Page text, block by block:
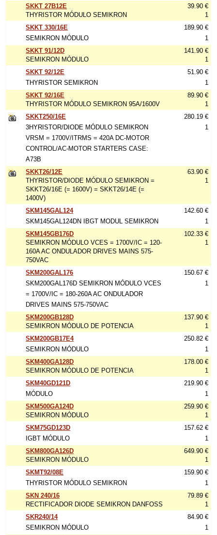
SKKT 27B12E
THYRISTOR MÓDULO SEMIKRON
39.90 €
1
SKKT 330/16E
SEMIKRON MÓDULO
189.90 €
1
SKKT 91/12D
SEMIKRON MÓDULO
141.90 €
1
SKKT 92/12E
THYRISTOR SEMIKRON
51.90 €
1
SKKT 92/16E
THYRISTOR MÓDULO SEMIKRON 95A/1600V
89.90 €
1
SKKT250/16E
3HYRISTOR/DIODE MÓDULO SEMIKRON
VRSM = 1700V/ITRMS = 420A DC-MOTOR
CONTROL/AC-MOTOR STARTERS CASE:
A73B
280.19 €
1
SKKT26/12E
THYRISTOR/DIODE MÓDULO SEMIKRON =
SKKT26/16E (= 1600V) = SKKT26/14E (=
1400V)
63.90 €
1
SKM145GAL124
SKM145GAL124DN IBGT MODUL SEMIKRON
142.60 €
1
SKM145GB176D
SEMIKRON MÓDULO VCES = 1700V/IC = 120-
160A AC ONDULADOR DRIVES MAINS 575-
750VAC
102.33 €
1
SKM200GAL176
SKM200GAL176D SEMIKRON MÓDULO VCES
= 1700V/IC = 180-260A AC ONDULADOR
DRIVES MAINS 575-750VAC
150.67 €
1
SKM200GB128D
SEMIKRON MÓDULO DE POTENCIA
137.90 €
1
SKM200GB17E4
SEMIKRON MÓDULO
250.82 €
1
SKM400GA128D
SEMIKRON MÓDULO DE POTENCIA
178.00 €
1
SKM40GD121D
MÓDULO
219.90 €
1
SKM500GA124D
SEMIKRON MÓDULO
259.90 €
1
SKM75GD123D
IGBT MÓDULO
157.62 €
1
SKM800GA126D
SEMIKRON MÓDULO
649.90 €
1
SKMT92/08E
THYRISTOR MÓDULO SEMIKRON
159.90 €
1
SKN 240/16
RECTIFICADOR DIODE SEMIKRON DANFOSS
79.89 €
1
SKR240/14
SEMIKRON MÓDULO
84.90 €
1